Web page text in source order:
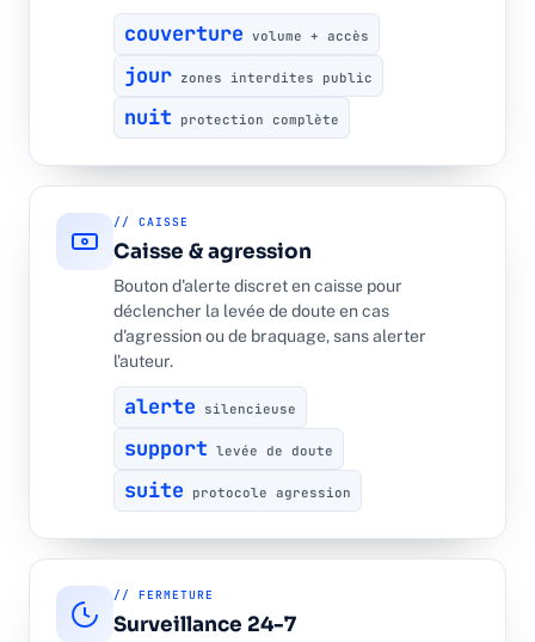
couverture volume + accès
jour zones interdites public
nuit protection complète
// CAISSE
Caisse & agression
Bouton d'alerte discret en caisse pour
déclencher la levée de doute en cas
d'agression ou de braquage, sans alerter
l'auteur.
alerte silencieuse
support levée de doute
suite protocole agression
// FERMETURE
Surveillance 24-7